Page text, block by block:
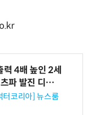
력 4배 높인 2세
파 발진 디바이
터코리아] 뉴스룸